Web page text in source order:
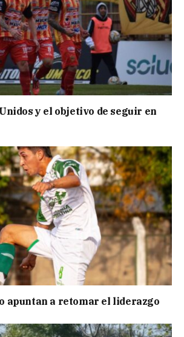
y el objetivo de seguir en
apuntan a retomar el liderazgo